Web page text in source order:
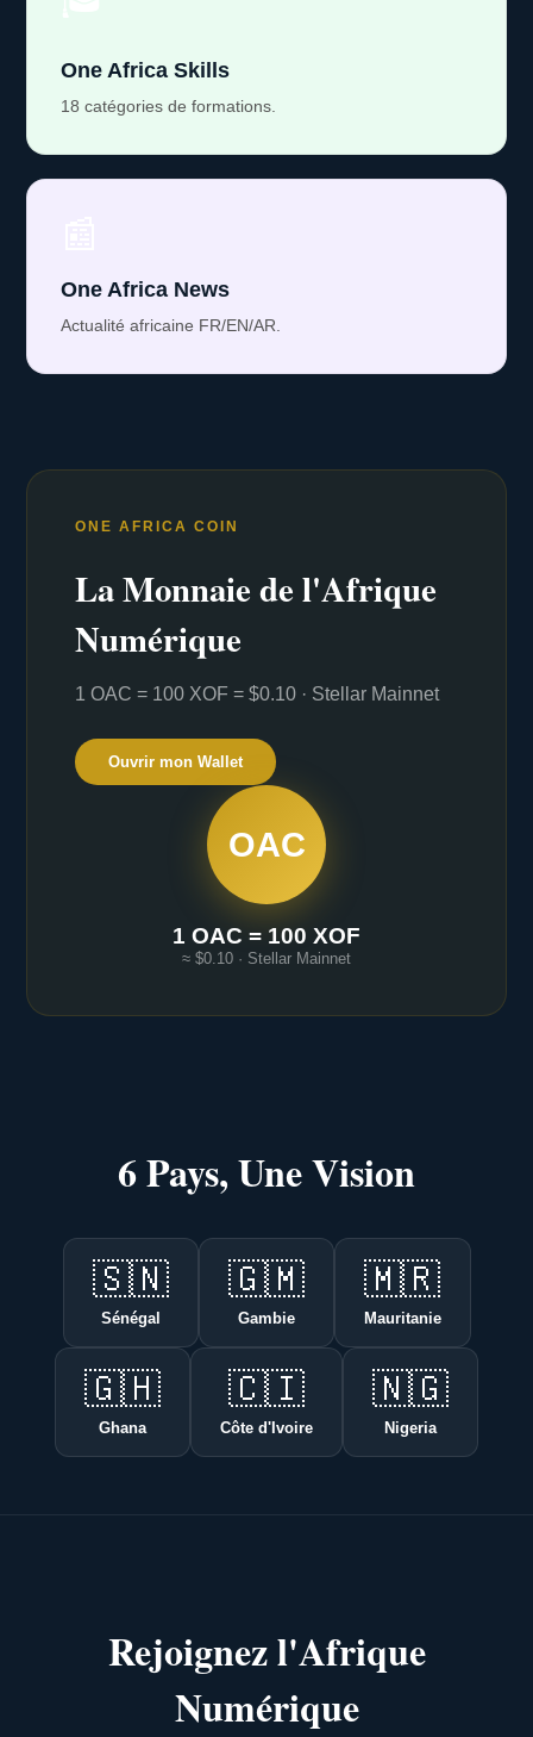
One Africa Skills
18 catégories de formations.
One Africa News
Actualité africaine FR/EN/AR.
ONE AFRICA COIN
La Monnaie de l'Afrique
Numérique
1 OAC = 100 XOF = $0.10 · Stellar Mainnet
Ouvrir mon Wallet
OAC
1 OAC = 100 XOF
≈ $0.10 · Stellar Mainnet
6 Pays, Une Vision
🇸🇳
Sénégal
🇬🇲
Gambie
🇲🇷
Mauritanie
🇬🇭
Ghana
🇨🇮
Côte d'Ivoire
🇳🇬
Nigeria
Rejoignez l'Afrique
Numérique